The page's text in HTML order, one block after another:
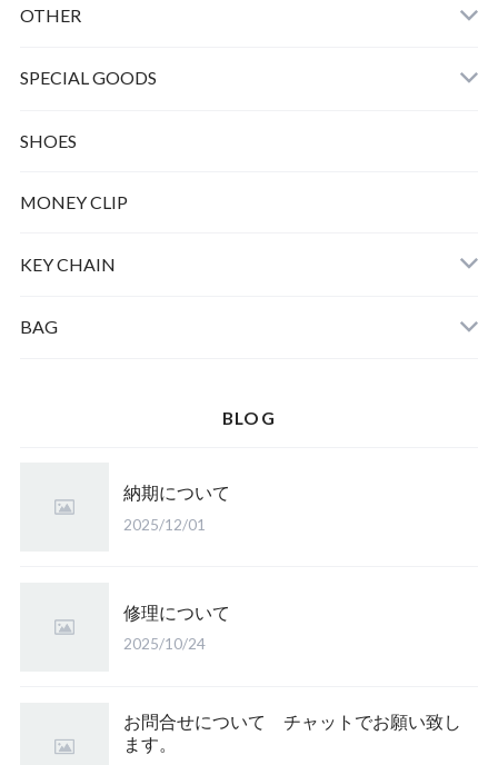
OTHER
SPECIAL GOODS
SHOES
MONEY CLIP
KEY CHAIN
BAG
BLOG
納期について
2025/12/01
修理について
2025/10/24
お問合せについて チャットでお願い致し
ます。